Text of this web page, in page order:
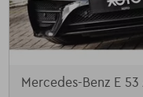
Mercedes-Benz E 53